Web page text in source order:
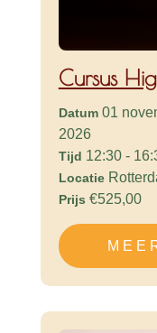
Cursus
Datum 01
2026
Tijd 12:30 -
Locatie
Prijs €525,00